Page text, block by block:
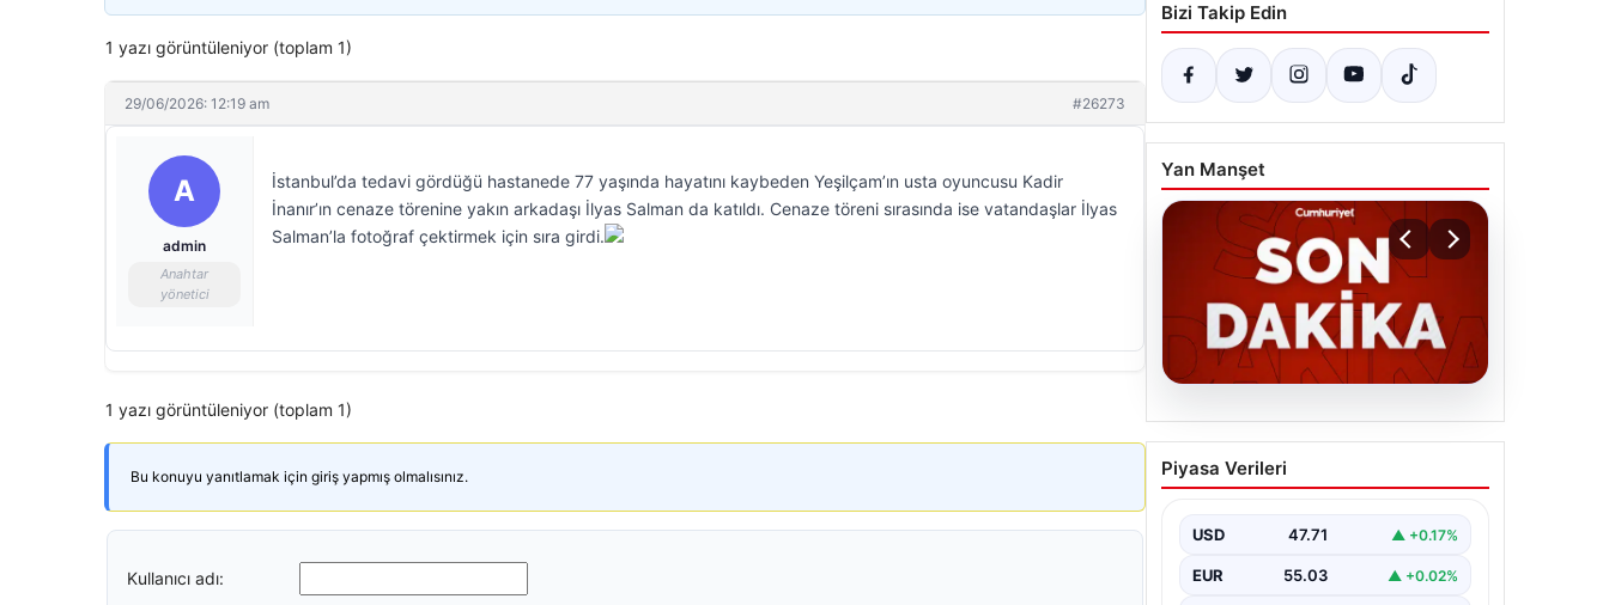
1 yazı görüntüleniyor (toplam 1)
29/06/2026: 12:19 am #26273
A
admin
Anahtar
yönetici
İstanbul’da tedavi gördüğü hastanede 77 yaşında hayatını kaybeden Yeşilçam’ın usta oyuncusu Kadir
İnanır’ın cenaze törenine yakın arkadaşı İlyas Salman da katıldı. Cenaze töreni sırasında ise vatandaşlar İlyas
Salman’la fotoğraf çektirmek için sıra girdi.
1 yazı görüntüleniyor (toplam 1)
Bu konuyu yanıtlamak için giriş yapmış olmalısınız.
Kullanıcı adı:
Bizi Takip Edin
Yan Manşet
06.08.2026
MGK’den 8 maddelik kritik
bildiri: Dikkat çeken
Piyasa Verileri
USD 47.71 ▲ +0.17%
EUR 55.03 ▲ +0.02%